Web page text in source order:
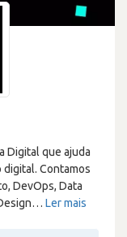
Digital que ajuda
Contamos
DevOps, Data
… Ler mais